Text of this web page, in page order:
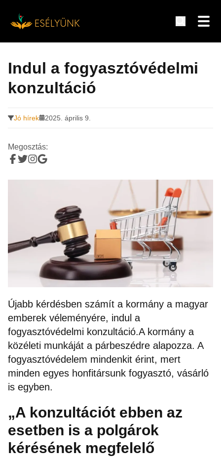
tartalomra
Indul a fogyasztóvédelmi
konzultáció
Jó hírek 2025. április 9.
Megosztás:
Újabb kérdésben számít a kormány a magyar
emberek véleményére, indul a
fogyasztóvédelmi konzultáció.A kormány a
közéleti munkáját a párbeszédre alapozza. A
fogyasztóvédelem mindenkit érint, mert
minden egyes honfitársunk fogyasztó, vásárló
is egyben.
„A konzultációt ebben az
esetben is a polgárok
kérésének megfelelő